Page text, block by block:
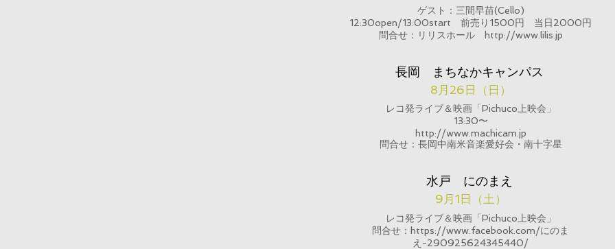
ゲスト：三間早苗(Cello)
12:30open/13:00start 前売り1500円 当日2000円
​問合せ：リリスホール http://www.lilis.jp
長岡 まちなかキャンパス
8月26日（日）
レコ発ライブ＆映画「Pichuco上映会」
​13:30〜
​http://www.machicam.jp
​問合せ：長岡中南米音楽愛好会・南十字星
水戸 にのまえ
9月1日（土）
レコ発ライブ＆映画「Pichuco上映会」
​問合せ：https://www.facebook.com/にのま
え-290925624345440/